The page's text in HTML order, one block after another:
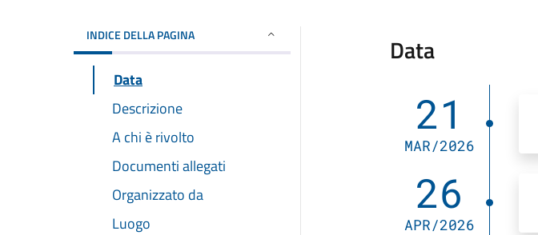
INDICE DELLA PAGINA
Data
Descrizione
A chi è rivolto
Documenti allegati
Organizzato da
Luogo
Data
21
MAR/2026
26
APR/2026